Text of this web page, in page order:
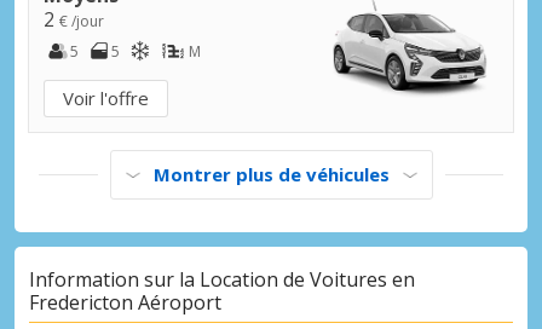
2 € /jour
5
5 M
Voir l'offre
Montrer plus de véhicules
Information sur la Location de Voitures en
Fredericton Aéroport